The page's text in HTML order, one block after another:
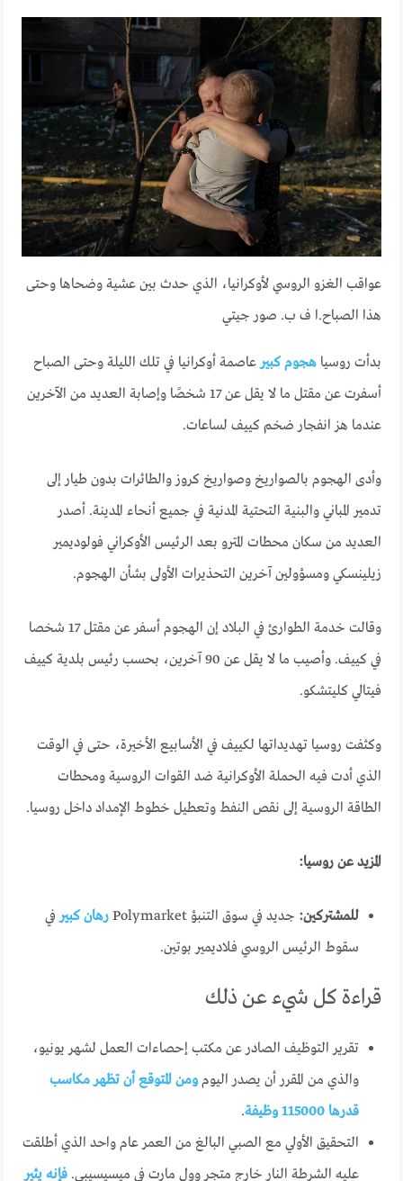
عواقب الغزو الروسي لأوكرانيا، الذي حدث بين عشية وضحاها وحتى
هذا الصباح.ا ف ب. صور جيتي
بدأت روسياهجوم كبيرعاصمة أوكرانيا في تلك الليلة وحتى الصباح
أسفرت عن مقتل ما لا يقل عن 17 شخصًا وإصابة العديد من الآخرين
عندما هز انفجار ضخم كييف لساعات.
وأدى الهجوم بالصواريخ وصواريخ كروز والطائرات بدون طيار إلى
تدمير المباني والبنية التحتية المدنية في جميع أنحاء المدينة. أصدر
العديد من سكان محطات المترو بعد الرئيس الأوكراني فولوديمير
زيلينسكي ومسؤولين آخرين التحذيرات الأولى بشأن الهجوم.
وقالت خدمة الطوارئ في البلاد إن الهجوم أسفر عن مقتل 17 شخصا
في كييف. وأصيب ما لا يقل عن 90 آخرين، بحسب رئيس بلدية كييف
فيتالي كليتشكو.
وكثفت روسيا تهديداتها لكييف في الأسابيع الأخيرة، حتى في الوقت
الذي أدت فيه الحملة الأوكرانية ضد القوات الروسية ومحطات
الطاقة الروسية إلى نقص النفط وتعطيل خطوط الإمداد داخل روسيا.
المزيد عن روسيا:
للمشتركين: جديد في سوق التنبؤ Polymarket رهان كبيرفي
سقوط الرئيس الروسي فلاديمير بوتين.
قراءة كل شيء عن ذلك
تقرير التوظيف الصادر عن مكتب إحصاءات العمل لشهر يونيو،
والذي من المقرر أن يصدر اليومومن المتوقع أن تظهر مكاسب
قدرها 115000 وظيفة
.
التحقيق الأولي مع الصبي البالغ من العمر عام واحد الذي أطلقت
عليه الشرطة النار خارج متجر وول مارت في ميسيسيبي.فإنه يثير